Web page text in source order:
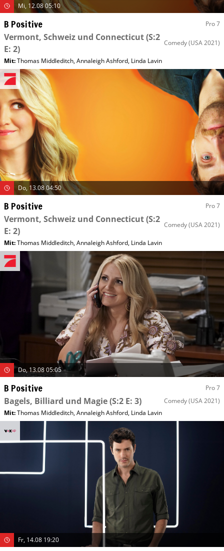
Mi, 12.08 05:10
B Positive Pro 7
Vermont, Schweiz und Connecticut(S:2
E: 2)
Comedy(USA 2021)
Mit:Thomas Middleditch,Annaleigh Ashford, Linda Lavin
Do, 13.08 04:50
B Positive Pro 7
Vermont, Schweiz und Connecticut(S:2
E: 2)
Comedy(USA 2021)
Mit:Thomas Middleditch,Annaleigh Ashford, Linda Lavin
Do, 13.08 05:05
B Positive Pro 7
Bagels, Billiard und Magie(S:2 E: 3) Comedy(USA 2021)
Mit:Thomas Middleditch,Annaleigh Ashford, Linda Lavin
Fr, 14.08 19:20